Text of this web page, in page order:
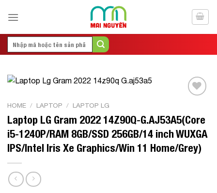
Search
HOME / LAPTOP / LAPTOP LG
Laptop LG Gram 2022 14Z90Q-G.AJ53A5(Core
i5-1240P/RAM 8GB/SSD 256GB/14 inch WUXGA
IPS/Intel Iris Xe Graphics/Win 11 Home/Grey)